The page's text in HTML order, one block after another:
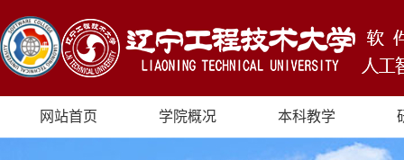
网站首页 学院概况 本科教学